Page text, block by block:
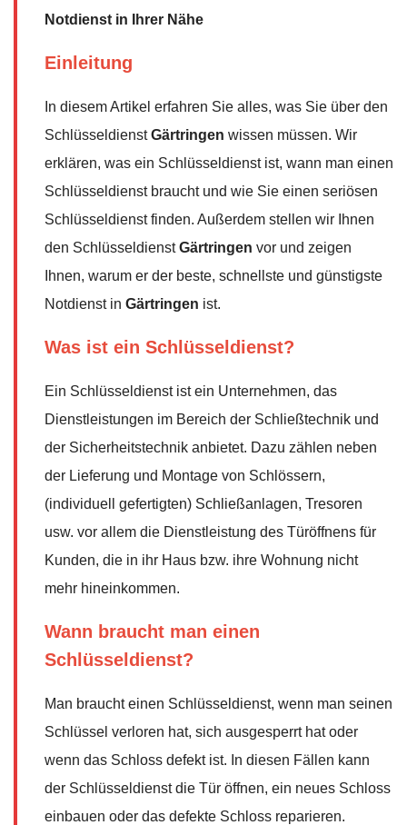
Notdienst in Ihrer Nähe
Einleitung
In diesem Artikel erfahren Sie alles, was Sie über den
SchlüsseldienstGärtringen wissen müssen. Wir
erklären, was ein Schlüsseldienst ist, wann man einen
Schlüsseldienst braucht und wie Sie einen seriösen
Schlüsseldienst finden. Außerdem stellen wir Ihnen
den SchlüsseldienstGärtringen vor und zeigen
Ihnen, warum er der beste, schnellste und günstigste
Notdienst in Gärtringen ist.
Was ist ein Schlüsseldienst?
Ein Schlüsseldienst ist ein Unternehmen, das
Dienstleistungen im Bereich der Schließtechnik und
der Sicherheitstechnik anbietet. Dazu zählen neben
der Lieferung und Montage von Schlössern,
(individuell gefertigten) Schließanlagen, Tresoren
usw. vor allem die Dienstleistung des Türöffnens für
Kunden, die in ihr Haus bzw. ihre Wohnung nicht
mehr hineinkommen.
Wann braucht man einen
Schlüsseldienst?
Man braucht einen Schlüsseldienst, wenn man seinen
Schlüssel verloren hat, sich ausgesperrt hat oder
wenn das Schloss defekt ist. In diesen Fällen kann
der Schlüsseldienst die Tür öffnen, ein neues Schloss
einbauen oder das defekte Schloss reparieren.